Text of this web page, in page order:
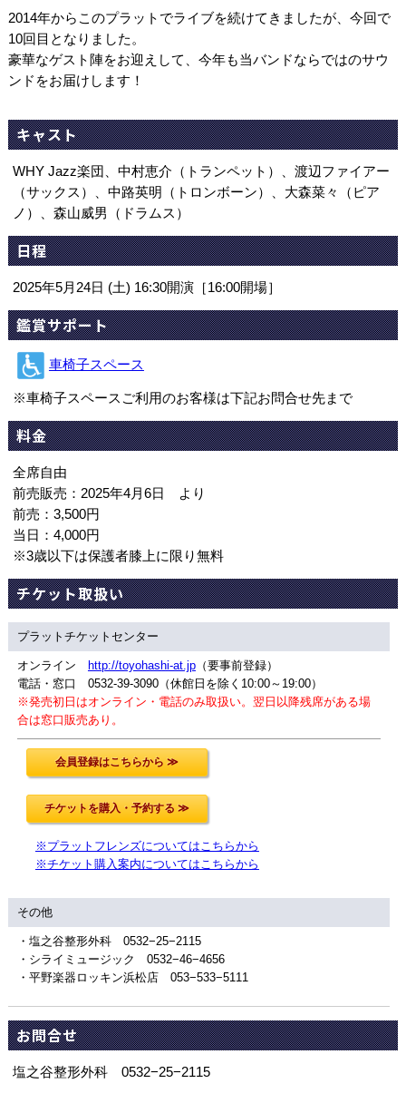
2014年からこのプラットでライブを続けてきましたが、今回で
10回目となりました。
豪華なゲスト陣をお迎えして、今年も当バンドならではのサウ
ンドをお届けします！
キャスト
WHY Jazz楽団、中村恵介（トランペット）、渡辺ファイアー
（サックス）、中路英明（トロンボーン）、大森菜々（ピア
ノ）、森山威男（ドラムス）
日程
2025年5月24日 (土) 16:30開演［16:00開場］
鑑賞サポート
車椅子スペース
※車椅子スペースご利用のお客様は下記お問合せ先まで
料金
全席自由
前売販売：2025年4月6日 より
前売：3,500円
当日：4,000円
※3歳以下は保護者膝上に限り無料
チケット取扱い
プラットチケットセンター
オンライン http://toyohashi-at.jp（要事前登録）
電話・窓口 0532-39-3090（休館日を除く10:00～19:00）
※発売初日はオンライン・電話のみ取扱い。翌日以降残席がある場
合は窓口販売あり。
※プラットフレンズについてはこちらから
※チケット購入案内についてはこちらから
その他
・塩之谷整形外科 0532−25−2115
・シライミュージック 0532−46−4656
・平野楽器ロッキン浜松店 053−533−5111
お問合せ
塩之谷整形外科 0532−25−2115